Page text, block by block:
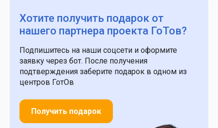
Хотите получить подарок от
нашего партнера проекта ГоТов?
Подпишитесь на наши соцсети и оформите
заявку через бот. После получения
подтверждения заберите подарок в одном из
центров ГотОв
Получить подарок